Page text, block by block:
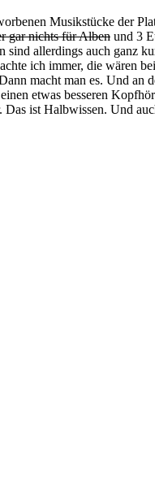
Musikstücke der
gar nichts für Alben und 3
sind allerdings auch ganz
ich immer, die wären
macht man es. Und
etwas besseren
ist Halbwissen. Und